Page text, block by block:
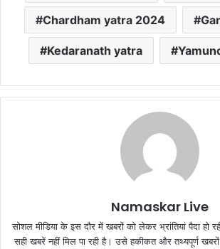
Chardham yatra 2024
Kedaranath yatra
Namaskar Live
सोशल मीडिया के इस दौर में खबरों को लेकर भ्रांतियां पैदा हो
सही खबरें नहीं मिल पा रही है। उसे हकीकत और तथ्यपूर्ण